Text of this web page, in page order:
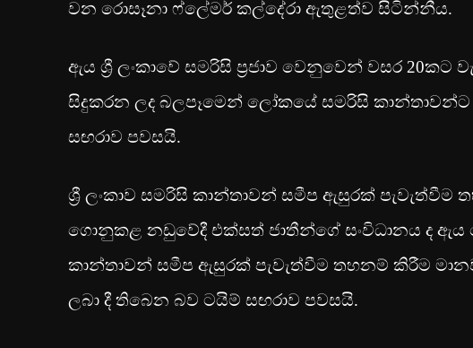
වන රොසෑනා ෆ්ලේමර් කල්දේරා ඇතුළත්ව සිටින්නීය.
ඇය ශ්‍රී ලංකාවේ සමරිසි ප්‍රජාව වෙනුවෙන් වසර
සිදුකරන ලද බලපෑමෙන් ලෝකයේ සමරිසි
සඟරාව පවසයි.
ශ්‍රී ලංකාව සමරිසි කාන්තාවන් සමීප ඇසුරක්
ගොනුකළ නඩුවේදී එක්සත් ජාතීන්ගේ සංවිධානය ද
කාන්තාවන් සමීප ඇසුරක් පැවැත්වීම තහනම් කිරීම
ලබා දී තිබෙන බව ටයිම් සඟරාව පවසයි.